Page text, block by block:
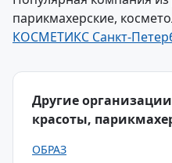
парикмахерские,
КОСМЕТИКС Санкт-
Другие
красоты,
ОБРАЗ